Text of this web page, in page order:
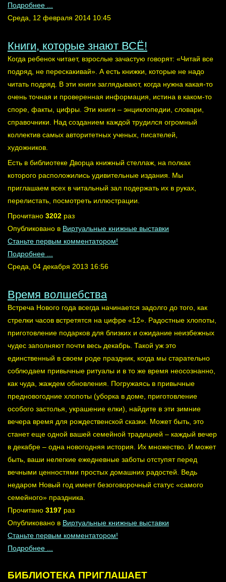
Подробнее ...
Среда, 12 февраля 2014 10:45
Книги, которые знают ВСЁ!
Когда ребенок читает, взрослые зачастую говорят: «Читай все
подряд, не перескакивай». А есть книжки, которые не надо
читать подряд. В эти книги заглядывают, когда нужна какая-то
очень точная и проверенная информация, истина в каком-то
споре, факты, цифры. Эти книги – энциклопедии, словари,
справочники. Над созданием каждой трудился огромный
коллектив самых авторитетных ученых, писателей,
художников.
Есть в библиотеке Дворца книжный стеллаж, на полках
которого расположились удивительные издания. Мы
приглашаем всех в читальный зал подержать их в руках,
перелистать, посмотреть иллюстрации.
Прочитано 3202 раз
Опубликовано в Виртуальные книжные выставки
Станьте первым комментатором!
Подробнее ...
Среда, 04 декабря 2013 16:56
Время волшебства
Встреча Нового года всегда начинается задолго до того, как
стрелки часов встретятся на цифре «12». Радостные хлопоты,
приготовление подарков для близких и ожидание неизбежных
чудес заполняют почти весь декабрь. Такой уж это
единственный в своем роде праздник, когда мы старательно
соблюдаем привычные ритуалы и в то же время неосознанно,
как чуда, жаждем обновления. Погружаясь в привычные
предновогодние хлопоты (уборка в доме, приготовление
особого застолья, украшение елки), найдите в эти зимние
вечера время для рождественской сказки. Может быть, это
станет еще одной вашей семейной традицией – каждый вечер
в декабре – одна новогодняя история. Их множество. И может
быть, ваши нелегкие ежедневные заботы отступят перед
вечными ценностями простых домашних радостей. Ведь
недаром Новый год имеет безоговорочный статус «самого
семейного» праздника.
Прочитано 3197 раз
Опубликовано в Виртуальные книжные выставки
Станьте первым комментатором!
Подробнее ...
БИБЛИОТЕКА ПРИГЛАШАЕТ